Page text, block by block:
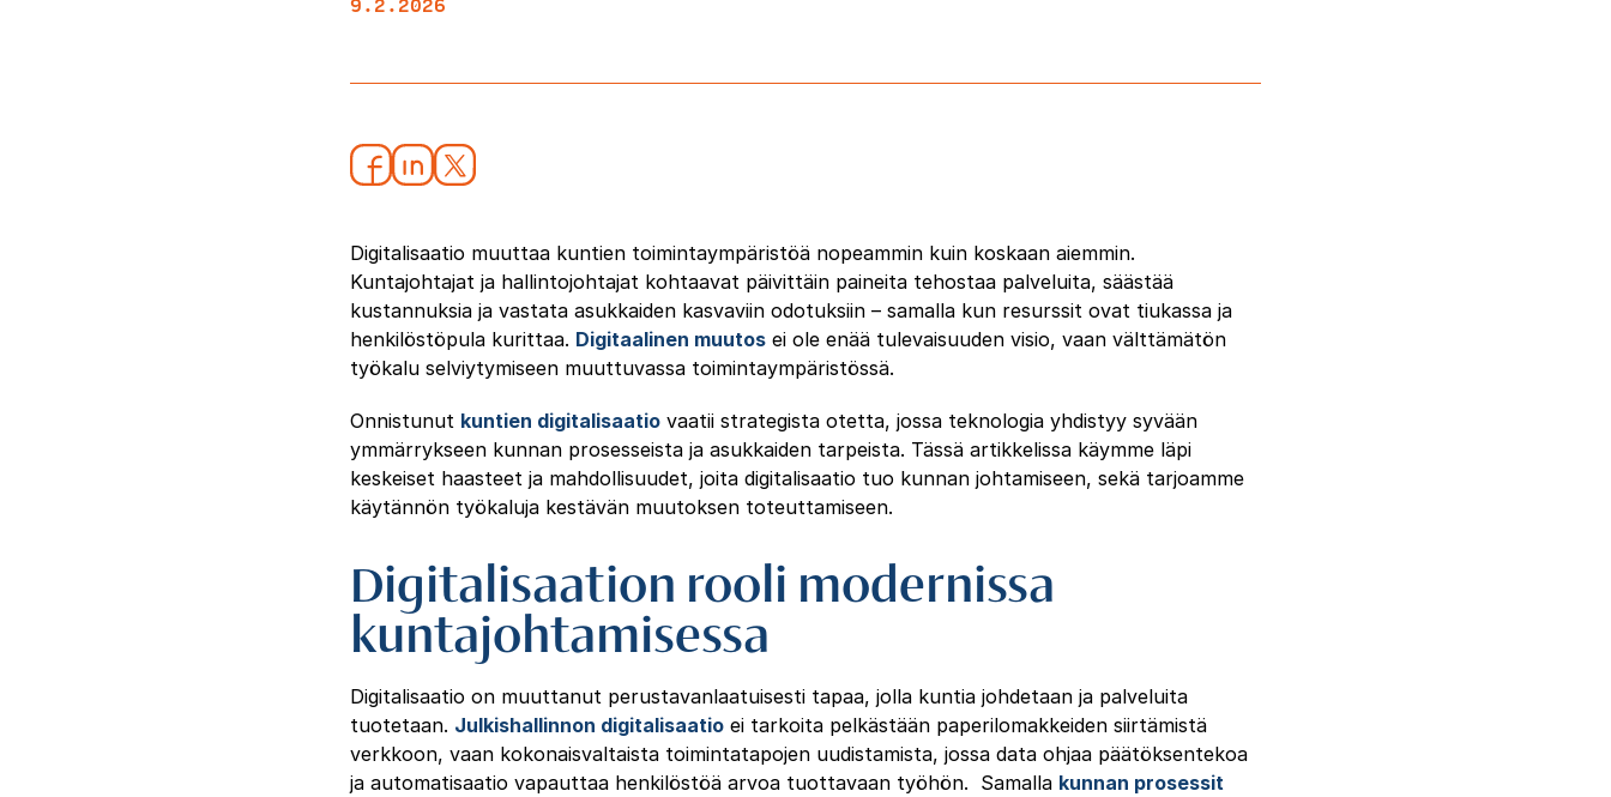
Digitalisaatio muuttaa kuntien toimintaympäristöä nopeammin kuin koskaan aiemmin.
Kuntajohtajat ja hallintojohtajat kohtaavat päivittäin paineita tehostaa palveluita, säästää
kustannuksia ja vastata asukkaiden kasvaviin odotuksiin – samalla kun resurssit ovat tiukassa ja
henkilöstöpula kurittaa. Digitaalinen muutos ei ole enää tulevaisuuden visio, vaan välttämätön
työkalu selviytymiseen muuttuvassa toimintaympäristössä.
Onnistunut kuntien digitalisaatio vaatii strategista otetta, jossa teknologia yhdistyy syvään
ymmärrykseen kunnan prosesseista ja asukkaiden tarpeista. Tässä artikkelissa käymme läpi
keskeiset haasteet ja mahdollisuudet, joita digitalisaatio tuo kunnan johtamiseen, sekä tarjoamme
käytännön työkaluja kestävän muutoksen toteuttamiseen.
Digitalisaation rooli modernissa
kuntajohtamisessa
Digitalisaatio on muuttanut perustavanlaatuisesti tapaa, jolla kuntia johdetaan ja palveluita
tuotetaan. Julkishallinnon digitalisaatio ei tarkoita pelkästään paperilomakkeiden siirtämistä
verkkoon, vaan kokonaisvaltaista toimintatapojen uudistamista, jossa data ohjaa päätöksentekoa
ja automatisaatio vapauttaa henkilöstöä arvoa tuottavaan työhön. Samalla kunnan prosessit